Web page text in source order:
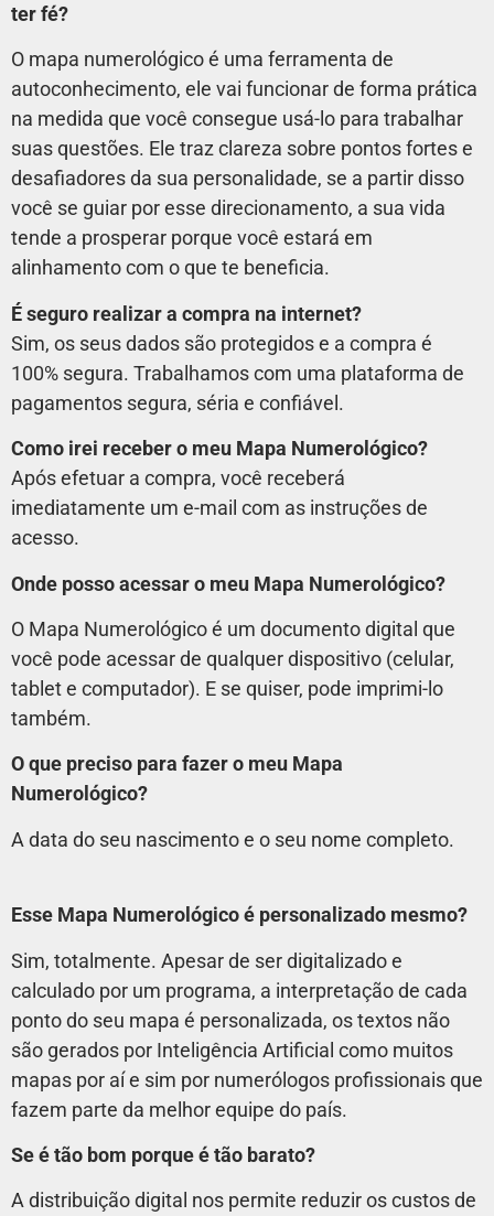
ter fé?
O mapa numerológico é uma ferramenta de
autoconhecimento, ele vai funcionar de forma prática
na medida que você consegue usá-lo para trabalhar
suas questões. Ele traz clareza sobre pontos fortes e
desafiadores da sua personalidade, se a partir disso
você se guiar por esse direcionamento, a sua vida
tende a prosperar porque você estará em
alinhamento com o que te beneficia.
É seguro realizar a compra na internet?
Sim, os seus dados são protegidos e a compra é
100% segura. Trabalhamos com uma plataforma de
pagamentos segura, séria e confiável.
Como irei receber o meu Mapa Numerológico?
Após efetuar a compra, você receberá
imediatamente um e-mail com as instruções de
acesso.
Onde posso acessar o meu Mapa Numerológico?
O Mapa Numerológico é um documento digital que
você pode acessar de qualquer dispositivo (celular,
tablet e computador). E se quiser, pode imprimi-lo
também.
O que preciso para fazer o meu Mapa
Numerológico?
A data do seu nascimento e o seu nome completo.
Esse Mapa Numerológico é personalizado mesmo?
Sim, totalmente. Apesar de ser digitalizado e
calculado por um programa, a interpretação de cada
ponto do seu mapa é personalizada, os textos não
são gerados por Inteligência Artificial como muitos
mapas por aí e sim por numerólogos profissionais que
fazem parte da melhor equipe do país.
Se é tão bom porque é tão barato?
A distribuição digital nos permite reduzir os custos de